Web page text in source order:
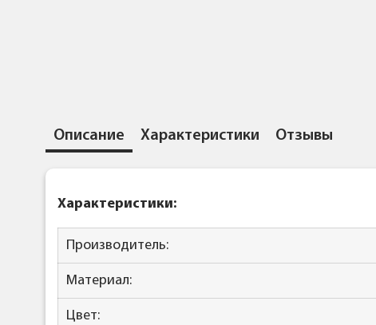
Описание Характеристики Отзывы
Характеристики:
Производитель:
Материал:
Цвет: